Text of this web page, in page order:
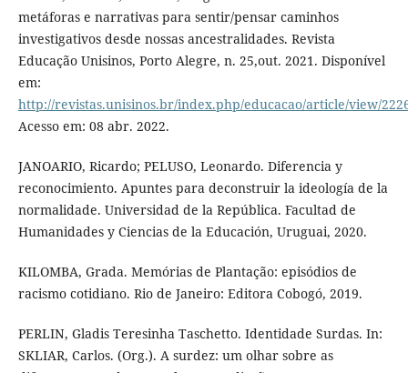
metáforas e narrativas para sentir/pensar caminhos
investigativos desde nossas ancestralidades. Revista
Educação Unisinos, Porto Alegre, n. 25,out. 2021. Disponível
em:
http://revistas.unisinos.br/index.php/educacao/article/view/
Acesso em: 08 abr. 2022.
JANOARIO, Ricardo; PELUSO, Leonardo. Diferencia y
reconocimiento. Apuntes para deconstruir la ideología de la
normalidade. Universidad de la República. Facultad de
Humanidades y Ciencias de la Educación, Uruguai, 2020.
KILOMBA, Grada. Memórias de Plantação: episódios de
racismo cotidiano. Rio de Janeiro: Editora Cobogó, 2019.
PERLIN, Gladis Teresinha Taschetto. Identidade Surdas. In:
SKLIAR, Carlos. (Org.). A surdez: um olhar sobre as